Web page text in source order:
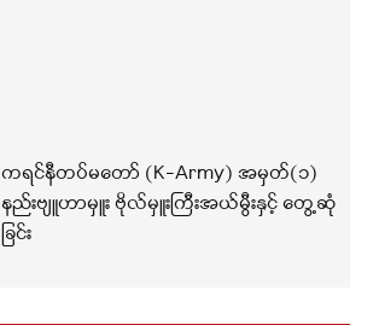
ကရင်နီတပ်မတော် (K-Army) အမှတ်(၁)
နည်းဗျူဟာမှူး ဗိုလ်မှူးကြီးအယ်မွီးနှင့် တွေ့ဆုံ
ခြင်း